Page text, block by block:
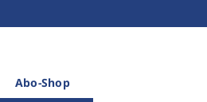
Abo-Shop